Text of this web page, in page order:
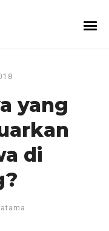
yang
di